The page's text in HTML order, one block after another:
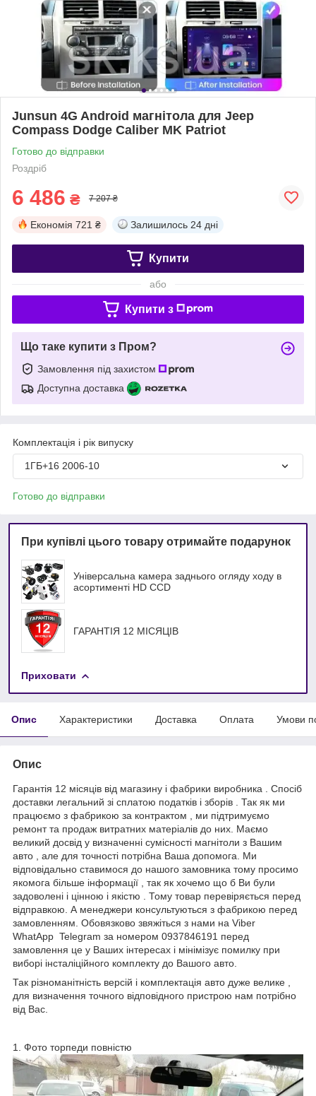
Junsun 4G Android магнітола для Jeep
Compass Dodge Caliber MK Patriot
Готово до відправки
Роздріб
6 486 ₴ 7 207 ₴
Економія 721 ₴ Залишилось 24 дні
Купити
або
Купити з
Що таке купити з Пром?
Замовлення під захистом
Доступна доставка
Комплектація і рік випуску
1ГБ+16 2006-10
Готово до відправки
При купівлі цього товару отримайте подарунок
Універсальна камера заднього огляду ходу в
асортименті HD ССD
ГАРАНТІЯ 12 МІСЯЦІВ
Приховати
Опис Характеристики Доставка Оплата Умови
Опис
Гарантія 12 місяців від магазину і фабрики виробника . Спосіб
доставки легальний зі сплатою податків і зборів . Так як ми
працюємо з фабрикою за контрактом , ми підтримуємо
ремонт та продаж витратних матеріалів до них. Маємо
великий досвід у визначенні сумісності магнітоли з Вашим
авто , але для точності потрібна Ваша допомога. Ми
відповідально ставимося до нашого замовника тому просимо
якомога більше інформації , так як хочемо що б Ви були
задоволені і цінною і якістю . Тому товар перевіряється перед
відправкою. А менеджери консультуються з фабрикою перед
замовленням. Обовязково звяжіться з нами на Viber
WhatApp Telegram за номером 0937846191 перед
замовлення це у Ваших інтересах і мінімізує помилку при
виборі інсталіційного комплекту до Вашого авто.
Так різноманітність версій і комплектація авто дуже велике ,
для визначення точного відповідного пристрою нам потрібно
від Вас.
1. Фото торпеди повністю